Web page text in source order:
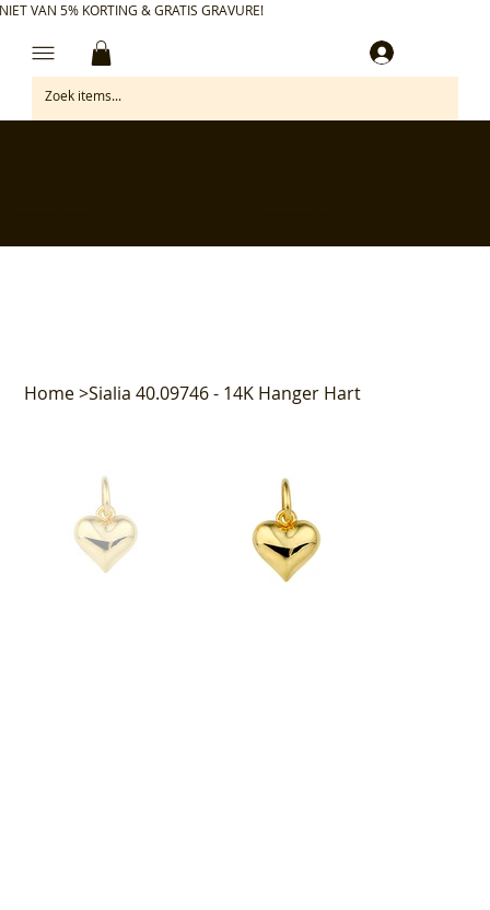
VAN 5% KORTING & GRATIS GRAVURE!
Home>Sialia 40.09746 - 14K Hanger Hart